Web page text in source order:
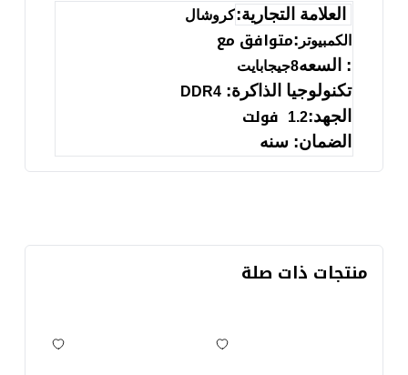
العلامة التجارية:كروشال
الكمبيوتر :متوافق مع
: السعه8جيجابايت
تكنولوجيا الذاكرة: DDR4
الجهد:1.2 فولت
الضمان: سنه
منتجات ذات صلة